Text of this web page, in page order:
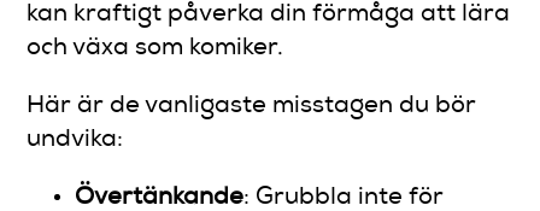
kan kraftigt påverka din förmåga att lära
och växa som komiker.
Här är de vanligaste misstagen du bör
undvika:
Övertänkande: Grubbla inte för